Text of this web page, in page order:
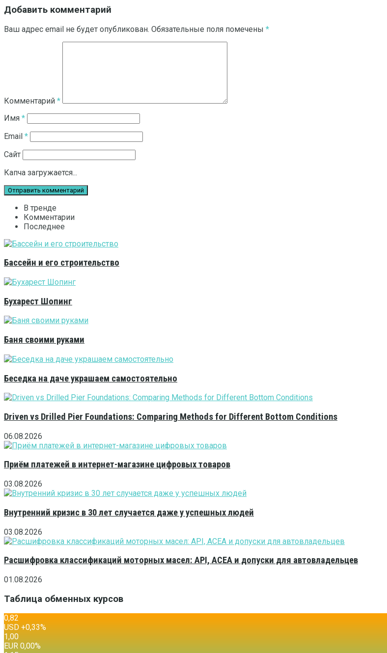
Добавить комментарий
Ваш адрес email не будет опубликован. Обязательные поля помечены *
Комментарий *
Имя *
Email *
Сайт
Капча загружается...
В тренде
Комментарии
Последнее
Бассейн и его строительство
Бухарест Шопинг
Баня своими руками
Беседка на даче украшаем самостоятельно
Driven vs Drilled Pier Foundations: Comparing Methods for Different Bottom Conditions
06.08.2026
Приём платежей в интернет-магазине цифровых товаров
03.08.2026
Внутренний кризис в 30 лет случается даже у успешных людей
03.08.2026
Расшифровка классификаций моторных масел: API, ACEA и допуски для автовладельцев
01.08.2026
Таблица обменных курсов
0,82
USD +0,33%
1,00
EUR 0,00%